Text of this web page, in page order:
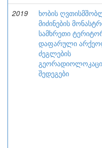
2019
ხობის
მიძინების
სამხრეთი
დაფარული
ძეგლების
შედეგები